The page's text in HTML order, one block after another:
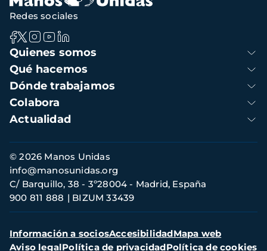
Navegación
principal
Quienes somos
Qué hacemos
Dónde trabajamos
Colabora
Actualidad
Redes sociales
Información
de
contacto
© 2026 Manos Unidas
C/ Barquillo, 38 - 3º28004 - Madrid, España
900 811 888
BIZUM 33439
info@manosunidas.org
Menú
secundario
Información a sociosAccesibilidadMapa web
Aviso legalPolítica de privacidadPolítica de cookies